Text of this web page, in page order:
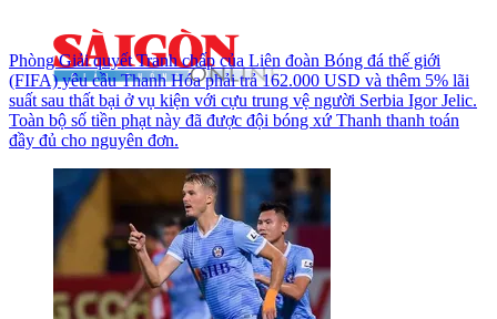
Phòng Giải quyết Tranh chấp của Liên đoàn Bóng đá thế giới
(FIFA) yêu cầu Thanh Hóa phải trả 162.000 USD và thêm 5% lãi
suất sau thất bại ở vụ kiện với cựu trung vệ người Serbia Igor Jelic.
Toàn bộ số tiền phạt này đã được đội bóng xứ Thanh thanh toán
đầy đủ cho nguyên đơn.